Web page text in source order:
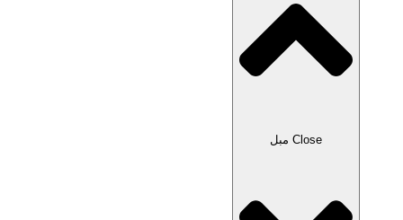
Close مبل